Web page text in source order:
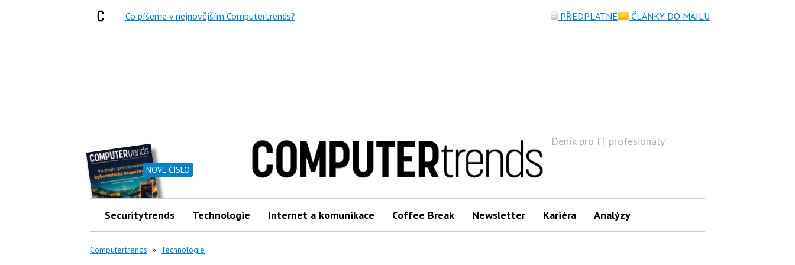
NOVÉ ČÍSLO
Deník pro IT profesionály
Securitytrends Technologie Internet a komunikace Coffee Break Newsletter Kariéra Analýzy
Computertrends » Technologie
Co píšeme v nejnovějším Computertrends? PŘEDPLATNÉ ČLÁNKY DO MAILU